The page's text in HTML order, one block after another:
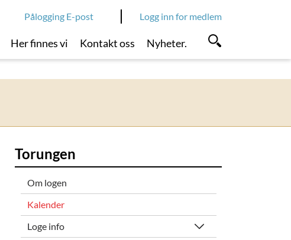
Logg inn for medlem
Pålogging E-post
Her finnes vi Kontakt oss Nyheter.
Torungen
Om logen
Kalender
Loge info